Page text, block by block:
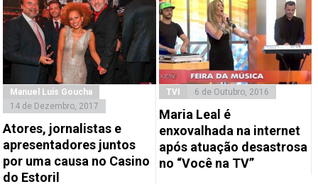
Manuel Luís Goucha
14 de Dezembro, 2017
Atores, jornalistas e
apresentadores juntos
por uma causa no Casino
do Estoril
TVI 6 de Outubro, 2016
Maria Leal é
enxovalhada na internet
após atuação desastrosa
no “Você na TV”